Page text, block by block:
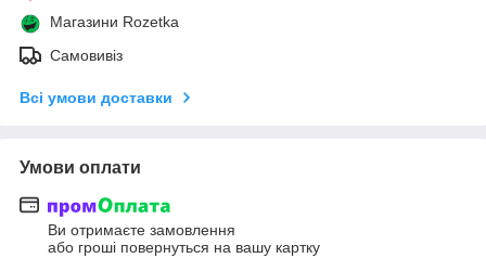
Магазини Rozetka
Самовивіз
Всі умови доставки
Умови оплати
Ви отримаєте замовлення
або гроші повернуться на вашу картку